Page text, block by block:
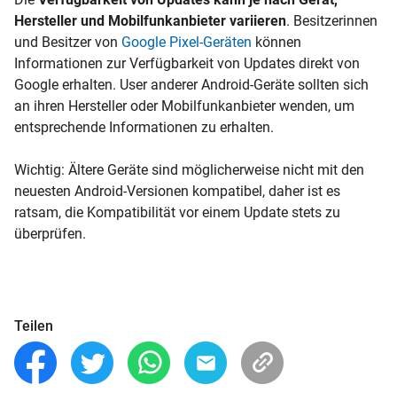
Hersteller und Mobilfunkanbieter variieren. Besitzerinnen
und Besitzer von Google Pixel-Geräten können
Informationen zur Verfügbarkeit von Updates direkt von
Google erhalten. User anderer Android-Geräte sollten sich
an ihren Hersteller oder Mobilfunkanbieter wenden, um
entsprechende Informationen zu erhalten.
Wichtig: Ältere Geräte sind möglicherweise nicht mit den
neuesten Android-Versionen kompatibel, daher ist es
ratsam, die Kompatibilität vor einem Update stets zu
überprüfen.
Teilen